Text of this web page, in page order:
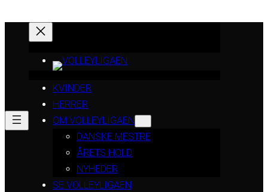
KVINDER
HERRER
OM VOLLEYLIGAEN
DANSKE MESTRE
ÅRETS HOLD
NYHEDER
SE VOLLEYLIGAEN